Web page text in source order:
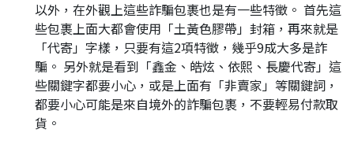
以外，在外觀上這些詐騙包裹也是有一些特徵。 首先這
些包裹上面大都會使用「土黃色膠帶」封箱，再來就是
「代寄」字樣，只要有這2項特徵，幾乎9成大多是詐
騙。 另外就是看到「鑫金、皓炫、依熙、長慶代寄」這
些關鍵字都要小心，或是上面有「非賣家」等關鍵詞，
都要小心可能是來自境外的詐騙包裹，不要輕易付款取
貨。